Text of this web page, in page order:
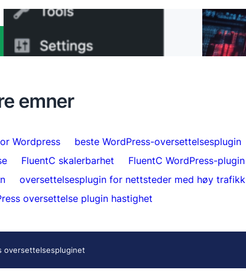
minutter
emner
Wordpress beste WordPress-oversettelsesplugin
FluentC skalerbarhet FluentC WordPress-plugin
oversettelsesplugin for nettsteder med høy trafikk
oversettelse plugin hastighet
oversettelsespluginet